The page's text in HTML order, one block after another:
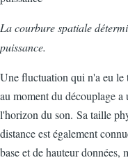
La courbure spatiale
puissance.
Une fluctuation qui n'a eu le
au moment du découplage
l'horizon du son. Sa taille
distance est également
base et de hauteur données,